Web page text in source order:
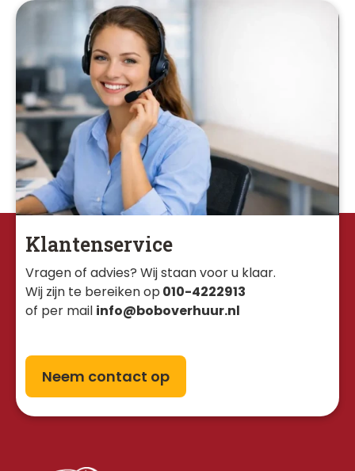
Klantenservice
Vragen of advies? Wij staan voor u klaar.
Wij zijn te bereiken op 010-4222913
of per mail info@boboverhuur.nl
Neem contact op